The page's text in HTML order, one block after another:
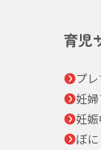
育児
プ
妊
妊
ぼ